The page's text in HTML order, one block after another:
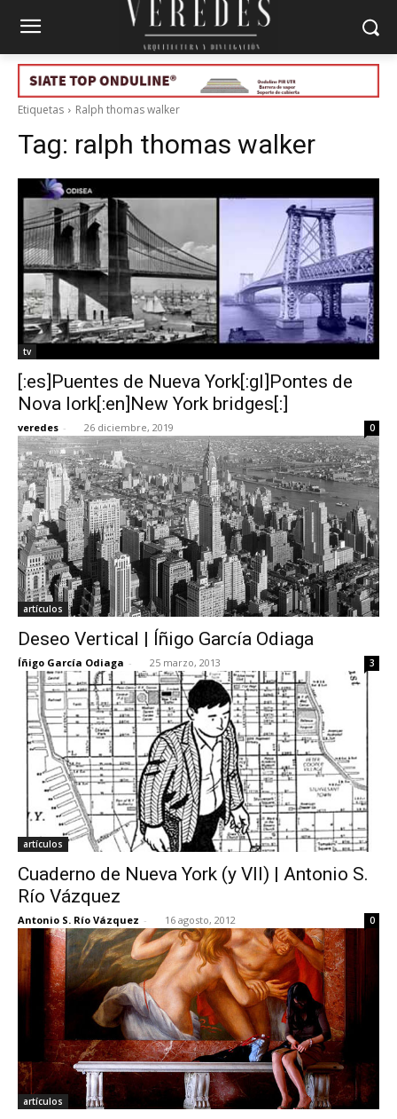
Etiquetas Ralph thomas walker
Tag: ralph thomas walker
tv
[:es]Puentes de Nueva York[:gl]Pontes de
Nova Iork[:en]New York bridges[:]
veredes - 26 diciembre, 2019 0
artículos
Deseo Vertical | Íñigo García Odiaga
Íñigo García Odiaga - 25 marzo, 2013 3
artículos
Cuaderno de Nueva York (y VII) | Antonio S.
Río Vázquez
Antonio S. Río Vázquez - 16 agosto, 2012 0
artículos